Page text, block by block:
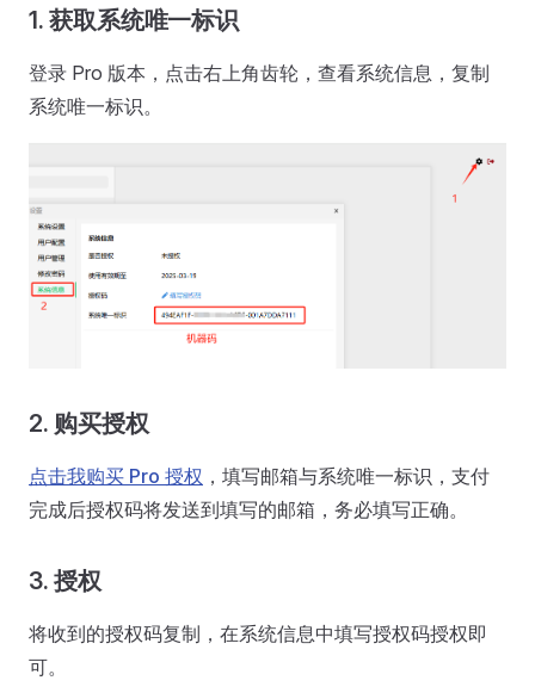
1. 获取系统唯一标识
登录 Pro 版本，点击右上角齿轮，查看系统信息，复制
系统唯一标识。
2. 购买授权
点击我购买 Pro 授权 ，填写邮箱与系统唯一标识，支付
完成后授权码将发送到填写的邮箱，务必填写正确。
3. 授权
将收到的授权码复制，在系统信息中填写授权码授权即
可。